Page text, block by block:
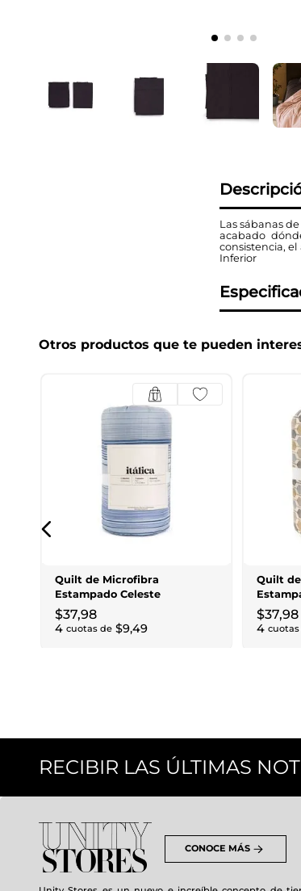
Las sábanas
acabado
consistencia,
Inferior
Otros productos que te pueden
Quilt de Microfibra
Estampado Celeste
$37,98
4 cuotas de $9,49
Quilt
$37,98
4 cuotas
RECIBIR LAS ÚLTIMAS
CONOCE MÁS